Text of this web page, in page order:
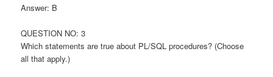
Answer: B
QUESTION NO: 3
Which statements are true about PL/SQL procedures? (Choose
all that apply.)